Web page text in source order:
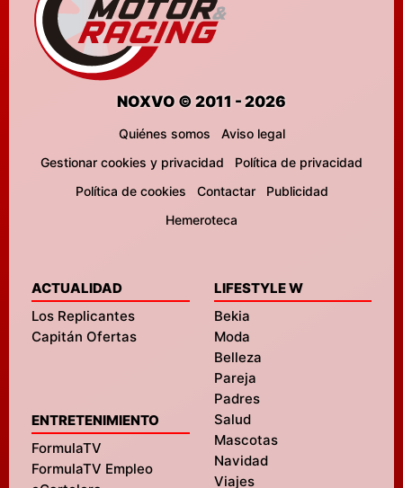
NOXVO © 2011 - 2026
Quiénes somos
Aviso legal
Gestionar cookies y privacidad
Política de privacidad
Política de cookies
Contactar
Publicidad
Hemeroteca
ACTUALIDAD
Los Replicantes
Capitán Ofertas
ENTRETENIMIENTO
FormulaTV
FormulaTV Empleo
LIFESTYLE W
Bekia
Moda
Belleza
Pareja
Padres
Salud
Mascotas
Navidad
Viajes